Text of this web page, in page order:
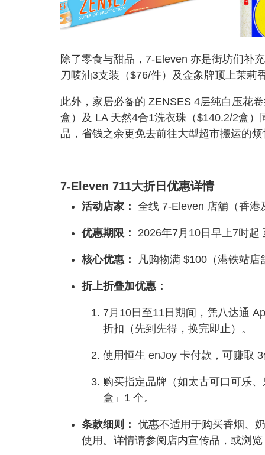
除了零食与甜品，7-Eleven 亦是街坊们补
刀唛油3支装（$76/件）及金象牌顶上茉莉
此外，家居必备的 ZENSES 4层纯白压花
盒）及 LA 天然4合1洗衣珠（$140.2/2盒
品，省钱之余更免去前往大型超市搬运的
7-Eleven 711大折日优惠详情
活动店家： 全线 7-Eleven 店舖（香港
优惠期限： 2026年7月10日早上7时起
核心优惠： 凡购物满 $100（港铁站
折上折叠加优惠：
7月10日至11日期间，凭八达通
折扣（先到先得，换完即止）。
使用恒生 enJoy 卡付款，可赚取
购买指定品牌（如太古可口可乐
盒」1 个。
条款细则： 优惠不适用于购买香烟、
使用。详情请参阅店内宣传品，或浏